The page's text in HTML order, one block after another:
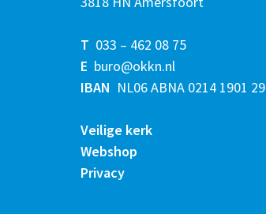
T 033 – 462 08 75
E buro@okkn.nl
IBAN NL06 ABNA 0214 1901 29
Veilige kerk
Webshop
Privacy